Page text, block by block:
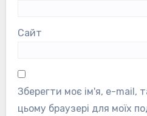
Сайт
Зберегти моє ім'я, e-mail,
цьому браузері для моїх